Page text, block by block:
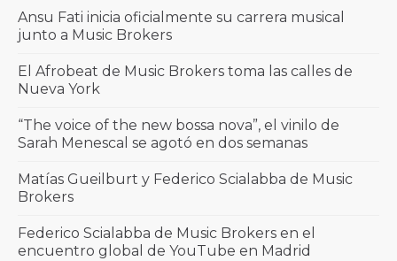
Ansu Fati inicia oficialmente su carrera musical
junto a Music Brokers
El Afrobeat de Music Brokers toma las calles de
Nueva York
“The voice of the new bossa nova”, el vinilo de
Sarah Menescal se agotó en dos semanas
Matías Gueilburt y Federico Scialabba de Music
Brokers
Federico Scialabba de Music Brokers en el
encuentro global de YouTube en Madrid